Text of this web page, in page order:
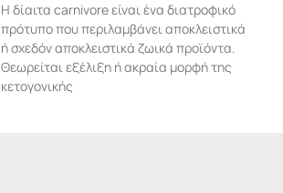
Η δίαιτα carnivore είναι ένα διατροφικό
πρότυπο που περιλαμβάνει αποκλειστικά
ή σχεδόν αποκλειστικά ζωικά προϊόντα.
Θεωρείται εξέλιξη ή ακραία μορφή της
κετογονικής